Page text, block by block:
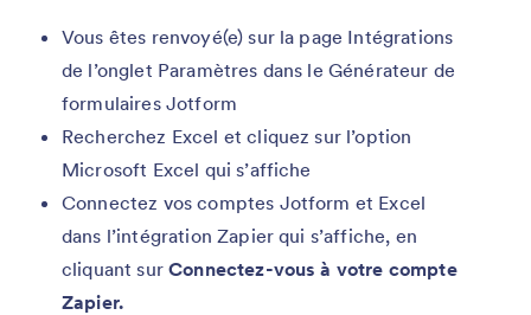
Vous êtes renvoyé(e) sur la page Intégrations
de l’onglet Paramètres dans le Générateur de
formulaires Jotform
Recherchez Excel et cliquez sur l’option
Microsoft Excel qui s’affiche
Connectez vos comptes Jotform et Excel
dans l’intégration Zapier qui s’affiche, en
cliquant surConnectez-vous à votre compte
Zapier.